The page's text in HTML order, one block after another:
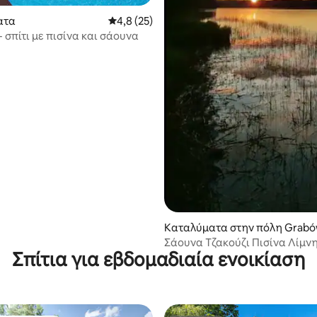
Μέση βαθμολογία: 4,8 στα 5, 25 κριτικές
4,8 (25)
σπίτι με πισίνα και σάουνα
Καταλύματα στην πόλη
Σάουνα Τζακούζι Πισίνα
Στο Luzie στο Δάσος
Σπίτια για εβδομαδιαία ενοικίαση